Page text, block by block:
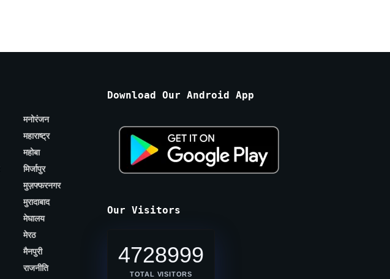
मनोरंजन
महाराष्ट्र
महोबा
मिर्जापुर
मुज़फ्फरनगर
मुरादाबाद
मेघालय
मेरठ
मैनपुरी
राजनीति
Download Our Android App
Our Visitors
4728999
TOTAL VISITORS